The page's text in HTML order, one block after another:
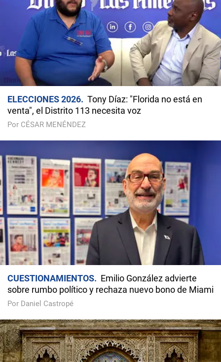
ELECCIONES 2026
Tony Díaz: "Florida no está en
venta", el Distrito 113 necesita voz
Por CÉSAR MENÉNDEZ
CUESTIONAMIENTOS
Emilio González advierte
sobre rumbo político y rechaza nuevo bono de Miami
Por Daniel Castropé